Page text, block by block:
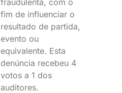
fim de influenciar o
resultado de partida,
evento ou
equivalente. Esta
denúncia recebeu 4
votos a 1 dos
auditores.